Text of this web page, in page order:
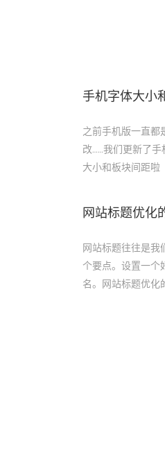
手机字体大小
之前手机版一直都
改……我们更新了手
大小和板块间距啦
网站标题优化
网站标题往往是我
个要点。设置一个
名。网站标题优化